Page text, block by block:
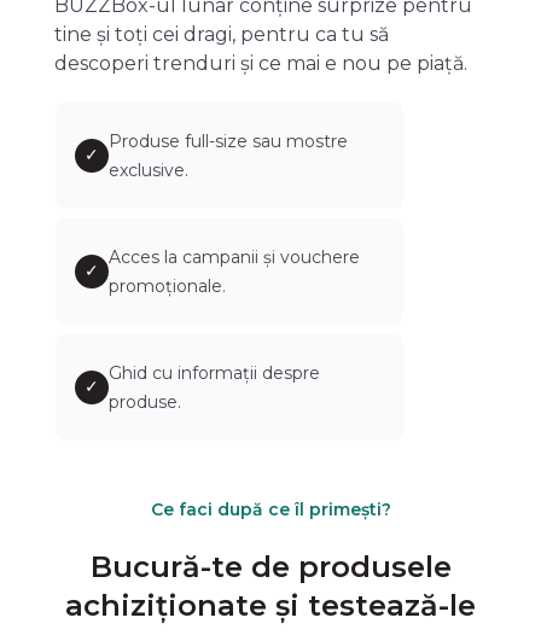
BUZZBox-ul lunar conține surprize pentru
tine și toți cei dragi, pentru ca tu să
descoperi trenduri și ce mai e nou pe piață.
✓
Produse full-size sau mostre
exclusive.
✓
Acces la campanii și vouchere
promoționale.
✓
Ghid cu informații despre
produse.
Ce faci după ce îl primești?
Bucură-te de produsele
achiziționate și testează-le